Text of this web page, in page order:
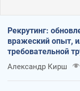
Рекрутинг:
вражеский опыт,
требовательной
Александр Кирш